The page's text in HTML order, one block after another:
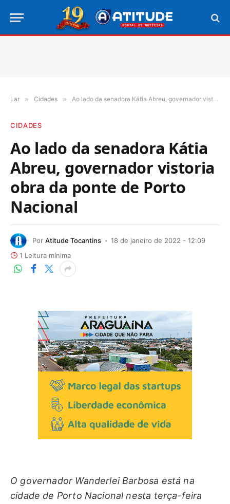
Lar » Cidades » Ao lado da senadora Kátia Abreu, governador vistoria obra da ponte de Porto Nacional
CIDADES
Ao lado da senadora Kátia
Abreu, governador vistoria
obra da ponte de Porto
Nacional
Por Atitude Tocantins
18 de janeiro de 2022 - 12:09
1 Leitura mínima
O governador Wanderlei Barbosa está na
cidade de Porto Nacional nesta terça-feira